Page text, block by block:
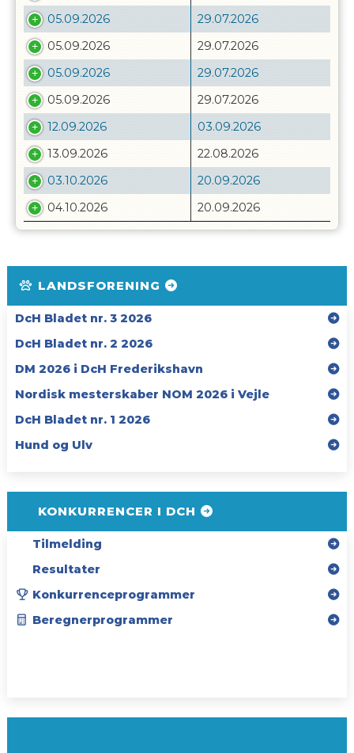
05.09.2026
29.07.2026
05.09.2026
29.07.2026
05.09.2026
29.07.2026
05.09.2026
29.07.2026
12.09.2026
03.09.2026
13.09.2026
22.08.2026
03.10.2026
20.09.2026
04.10.2026
20.09.2026
LANDSFORENING
DcH Bladet nr. 3 2026
DcH Bladet nr. 2 2026
DM 2026 i DcH Frederikshavn
Nordisk mesterskaber NOM 2026 i Vejle
DcH Bladet nr. 1 2026
Hund og Ulv
KONKURRENCER I DCH
Tilmelding
Resultater
Konkurrenceprogrammer
Beregnerprogrammer